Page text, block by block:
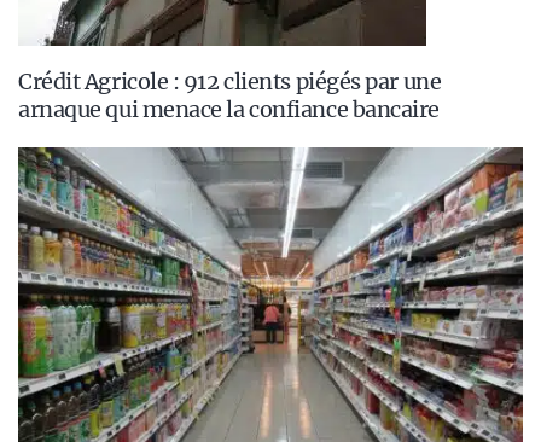
Crédit Agricole : 912 clients piégés par une
arnaque qui menace la confiance bancaire